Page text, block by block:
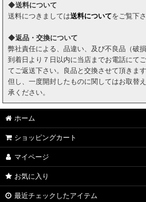
◆送料について
送料につきましては送料についてをご覧下さ
◆返品・交換について
弊社責任による、品違い、及び不良品（破
到着日より７日以内に当店までお電話にて
てご返送下さい。良品と交換させて頂きます
但し、一度開封したものに関してはお取替
承ください。
ホーム
ショッピングカート
マイページ
お気に入り
最近チェックしたアイテム